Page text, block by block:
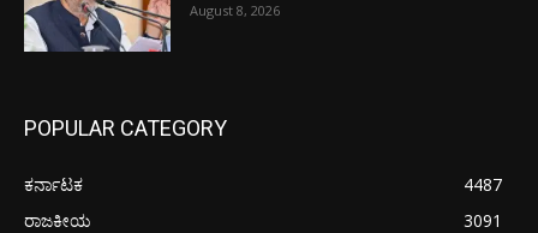
August 8, 2026
POPULAR CATEGORY
ಕರ್ನಾಟಕ
4487
ರಾಜಕೀಯ
3091